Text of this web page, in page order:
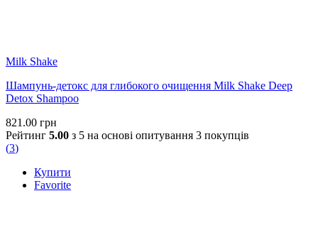
Milk Shake
Шампунь-детокс для глибокого очищення Milk Shake Deep
Detox Shampoo
821.00 грн
Рейтинг 5.00 з 5 на основі опитування 3 покупців
(3)
Купити
Favorite